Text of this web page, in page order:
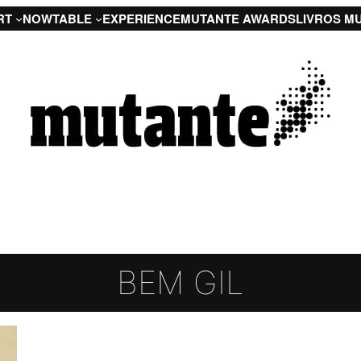
NOWTABLE EXPERIENCEMUTANTE AWARDSLIVROS
BEM GIL